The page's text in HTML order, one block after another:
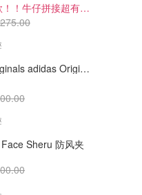
金玟庭同款！！牛仔拼接超有层次感
adidas Originals adidas Originals TOKYO 复古休闲鞋 深棕色
Sheru 防风夹